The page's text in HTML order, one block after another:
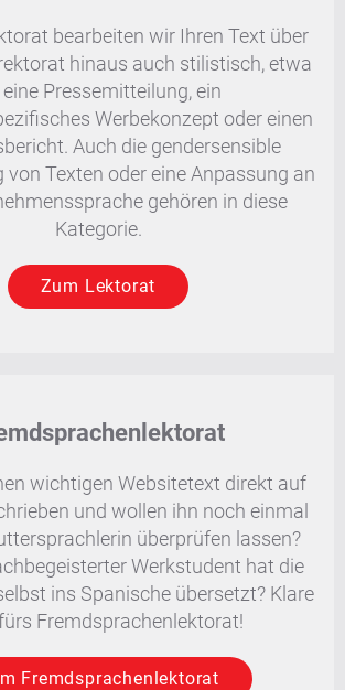
bearbeiten wir Ihren Text über
hinaus auch stilistisch, etwa
Pressemitteilung, ein
Werbekonzept oder einen
Auch die gendersensible
von Texten oder eine Anpassung an
gehören in diese
Kategorie.
Zum Lektorat
wichtigen Websitetext direkt auf
und wollen ihn noch einmal
überprüfen lassen?
Werkstudent hat die
ins Spanische übersetzt? Klare
Fremdsprachenlektorat!
Fremdsprachenlektorat